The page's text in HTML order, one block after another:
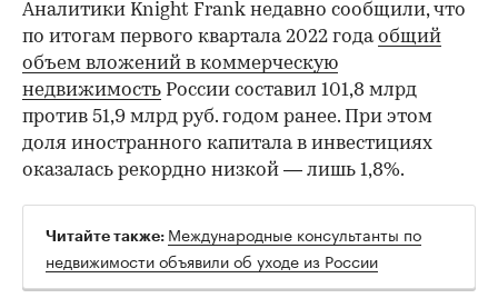
Аналитики Knight Frank недавно сообщили, что
по итогам первого квартала 2022 годаобщий
объем вложений в коммерческую
недвижимость России составил 101,8 млрд
против 51,9 млрд руб. годом ранее. При этом
доля иностранного капитала в инвестициях
оказалась рекордно низкой — лишь 1,8%.
Читайте также: Международные консультанты по
недвижимости объявили об уходе из России